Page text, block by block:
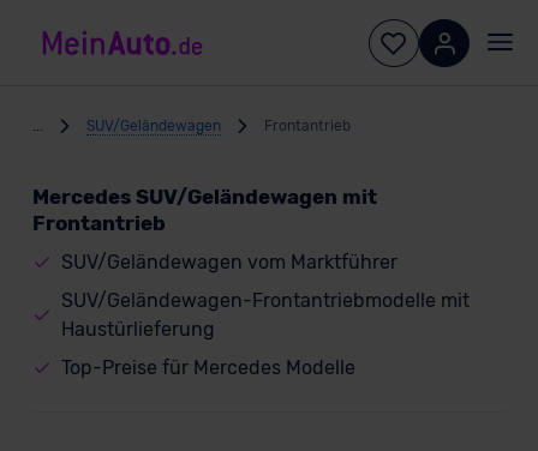
SUV/Geländewagen Frontantrieb
Mercedes SUV/Geländewagen mit
Frontantrieb
SUV/Geländewagen vom Marktführer
SUV/Geländewagen-Frontantriebmodelle mit
Haustürlieferung
Top-Preise für Mercedes Modelle